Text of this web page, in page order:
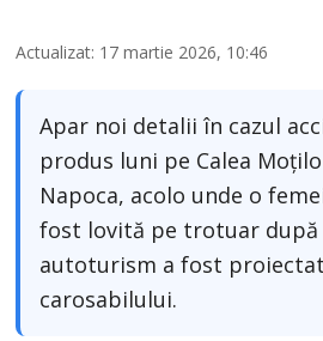
Actualizat: 17 martie 2026, 10:46
Apar noi detalii în cazul
produs luni pe Calea
Napoca, acolo unde o
fost lovită pe trotuar după
autoturism a fost
carosabilului.